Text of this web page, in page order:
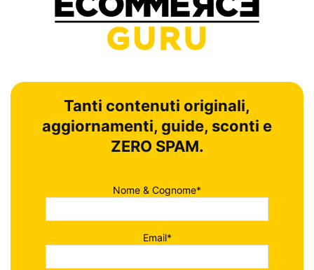
Tanti contenuti originali,
aggiornamenti, guide, sconti e
ZERO SPAM.
Nome & Cognome*
Email*